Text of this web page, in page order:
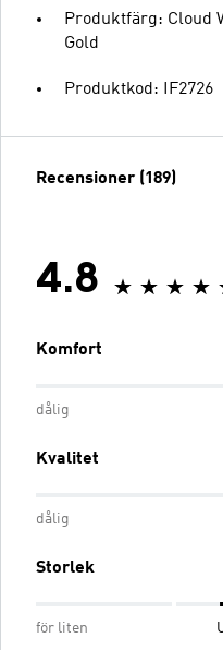
Produktfärg: Cloud
Gold
Produktkod: IF2726
Recensioner (189)
4.8
Komfort
dålig
Kvalitet
dålig
Storlek
för liten